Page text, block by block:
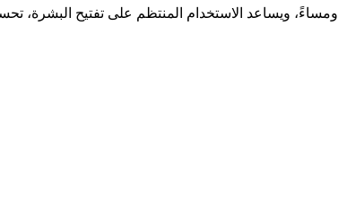
ويساعد الاستخدام المنتظم على تفتيح البشرة،